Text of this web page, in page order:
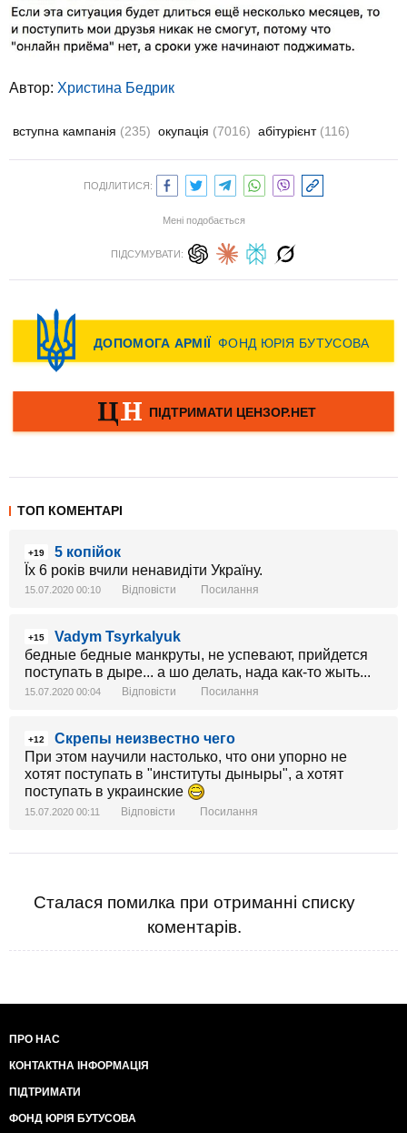
Автор: Христина Бедрик
вступна кампанія (235) окупація (7016) абітурієнт (116)
ПОДІЛИТИСЯ:
Мені подобається
ПІДСУМУВАТИ:
ТОП КОМЕНТАРІ
+19
5 копійок
Їх 6 років вчили ненавидіти Україну.
15.07.2020 00:10 Відповісти Посилання
+15
Vadym Tsyrkalyuk
бедные бедные манкруты, не успевают, прийдется
поступать в дыре... а шо делать, нада как-то жыть...
15.07.2020 00:04 Відповісти Посилання
+12
Скрепы неизвестно чего
При этом научили настолько, что они упорно не
хотят поступать в "институты дыныры", а хотят
поступать в украинские
15.07.2020 00:11 Відповісти Посилання
Сталася помилка при отриманні списку
коментарів.
ПРО НАС
КОНТАКТНА ІНФОРМАЦІЯ
ПІДТРИМАТИ
ФОНД ЮРІЯ БУТУСОВА